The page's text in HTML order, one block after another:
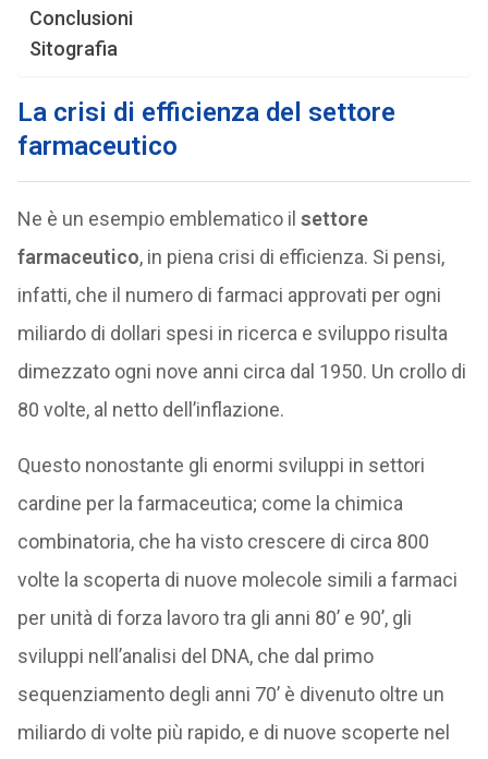
Conclusioni
Sitografia
La crisi di efficienza del settore
farmaceutico
Ne è un esempio emblematico il settore
farmaceutico, in piena crisi di efficienza. Si pensi,
infatti, che il numero di farmaci approvati per ogni
miliardo di dollari spesi in ricerca e sviluppo risulta
dimezzato ogni nove anni circa dal 1950. Un crollo di
80 volte, al netto dell’inflazione.
Questo nonostante gli enormi sviluppi in settori
cardine per la farmaceutica; come la chimica
combinatoria, che ha visto crescere di circa 800
volte la scoperta di nuove molecole simili a farmaci
per unità di forza lavoro tra gli anni 80’ e 90’, gli
sviluppi nell’analisi del DNA, che dal primo
sequenziamento degli anni 70’ è divenuto oltre un
miliardo di volte più rapido, e di nuove scoperte nel